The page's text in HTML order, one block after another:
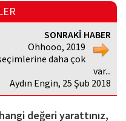
SONRAKİ HABER
Ohhooo, 2019
daha çok
var...
Aydın Engin, 25 Şub 2018
değeri yarattınız,